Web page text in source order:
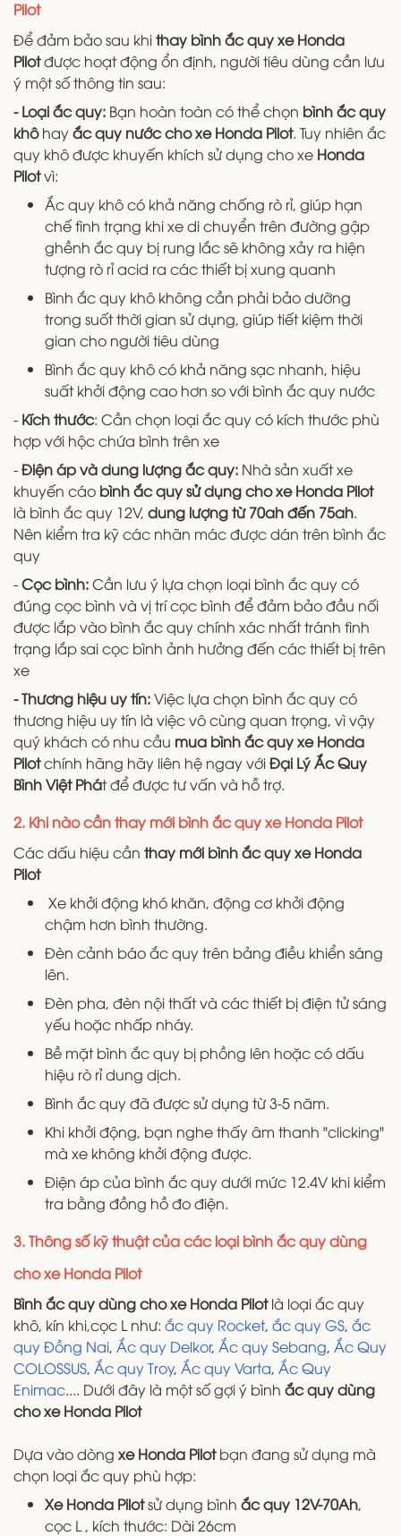
Pilot
Để đảm bảo sau khithay bình ắc quy xe Honda
Pilotđược hoạt động ổn định, người tiêu dùng cần lưu
ý một số thông tin sau:
- Loại ắc quy: Bạn hoàn toàn có thể chọn bình ắc quy
khôhayắc quy nướccho xe Honda Pilot. Tuy nhiên ắc
quy khô được khuyến khích sử dụng cho xe Honda
Pilotvì:
Ắc quy khô có khả năng chống rò rỉ, giúp hạn
chế tình trạng khi xe di chuyển trên đường gập
ghềnh ắc quy bị rung lắc sẽ không xảy ra hiện
tượng rò rỉ acid ra các thiết bị xung quanh
Bình ắc quy khô không cần phải bảo dưỡng
trong suốt thời gian sử dụng, giúp tiết kiệm thời
gian cho người tiêu dùng
Bình ắc quy khô có khả năng sạc nhanh, hiệu
suất khởi động cao hơn so với bình ắc quy nước
- Kích thước: Cần chọn loại ắc quy có kích thước phù
hợp với hộc chứa bình trên xe
-Điện áp và dung lượng ắc quy: Nhà sản xuất xe
khuyến cáo bình ắc quy sử dụng cho xe Honda Pilot
là bình ắc quy 12V, dung lượng từ 70ah đến 75ah.
Nên kiểm tra kỹ các nhãn mác được dán trên bình ắc
quy
-Cọc bình:Cần lưu ý lựa chọn loại bình ắc quy có
đúng cọc bình và vị trí cọc bình để đảm bảo đầu nối
được lắp vào bình ắc quy chính xác nhất tránh tình
trạng lắp sai cọc bình ảnh hưởng đến các thiết bị trên
xe
- Thương hiệu uy tín:Việc lựa chọn bình ắc quy có
thương hiệu uy tín là việc vô cùng quan trọng, vì vậy
quý khách có nhu cầu mua bình ắc quy xe Honda
Pilotchính hãng hãy liên hệ ngay vớiĐại Lý Ắc Quy
Bình Việt Phát để được tư vấn và hỗ trợ.
2. Khi nào cần thay mới bình ắc quy xe Honda Pilot
Các dấu hiệu cần thay mới bình ắc quy xe Honda
Pilot
Xe khởi động khó khăn, động cơ khởi động
chậm hơn bình thường.
Đèn cảnh báo ắc quy trên bảng điều khiển sáng
lên.
Đèn pha, đèn nội thất và các thiết bị điện tử sáng
yếu hoặc nhấp nháy.
Bề mặt bình ắc quy bị phồng lên hoặc có dấu
hiệu rò rỉ dung dịch.
Bình ắc quy đã được sử dụng từ 3-5 năm.
Khi khởi động, bạn nghe thấy âm thanh "clicking"
mà xe không khởi động được.
Điện áp của bình ắc quy dưới mức 12.4V khi kiểm
tra bằng đồng hồ đo điện.
3. Thông số kỹ thuật của các loại bình ắc quy dùng
cho xe Honda Pilot
Bình ắc quy dùng cho xe Honda Pilotlà loại ắc quy
khô, kín khi,cọc L như: ắc quy Rocket, ắc quy GS, ắc
quy Đồng Nai, Ắc quy Delkor, Ắc quy Sebang, Ắc Quy
COLOSSUS, Ắc quy Troy, Ắc quy Varta, Ắc Quy
Enimac.... Dưới đây là một số gợi ý bình ắc quy dùng
cho xe Honda Pilot
Dựa vào dòng xe Honda Pilotbạn đang sử dụng mà
chọn loại ắc quy phù hợp:
Xe Honda Pilotsử dụng bình ắc quy 12V-70Ah,
cọc L , kích thước: Dài 26cm